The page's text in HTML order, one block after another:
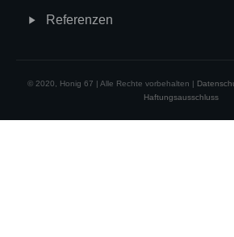
Referenzen
© 2020, Honig 67 | Alle Rechte vorbehalten |
Haftungsausschluss